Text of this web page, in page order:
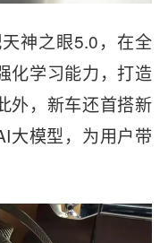
神之眼5.0，在全
化学习能力，打造
外，新车还首搭新
大模型，为用户带